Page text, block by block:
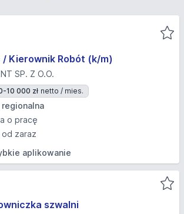
Kierownik Robót (k/m)
SP. Z O.O.
10 000 zł netto / mies.
regionalna
o pracę
zaraz
aplikowanie
szwalni